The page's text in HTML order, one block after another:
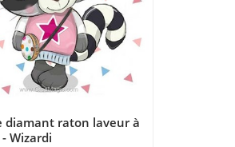
diamant raton laveur à
Wizardi